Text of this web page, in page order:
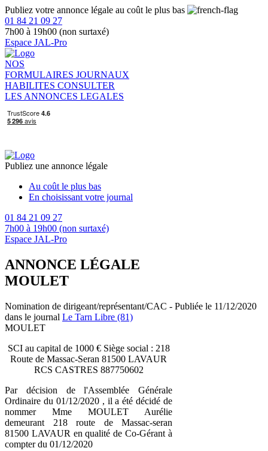
Publiez votre annonce légale au coût le plus bas
01 84 21 09 27
7h00 à 19h00 (non surtaxé)
Espace JAL-Pro
NOS
FORMULAIRES JOURNAUX
HABILITES CONSULTER
LES ANNONCES LEGALES
Publiez une annonce légale
Au coût le plus bas
En choisissant votre journal
01 84 21 09 27
7h00 à 19h00 (non surtaxé)
Espace JAL-Pro
ANNONCE LÉGALE
MOULET
Nomination de dirigeant/représentant/CAC - Publiée le 11/12/2020
dans le journal Le Tarn Libre (81)
MOULET
SCI au capital de 1000 € Siège social : 218
Route de Massac-Seran 81500 LAVAUR
RCS CASTRES 887750602
Par décision de l'Assemblée Générale
Ordinaire du 01/12/2020 , il a été décidé de
nommer Mme MOULET Aurélie
demeurant 218 route de Massac-seran
81500 LAVAUR en qualité de Co-Gérant à
compter du 01/12/2020